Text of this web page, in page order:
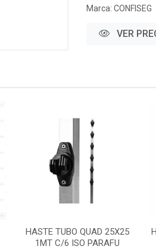
Marca: CONFISEG
VER
HASTE TUBO QUAD 25X25
1MT C/6 ISO PARAFU